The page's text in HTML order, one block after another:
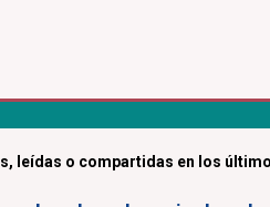
leídas o compartidas en los